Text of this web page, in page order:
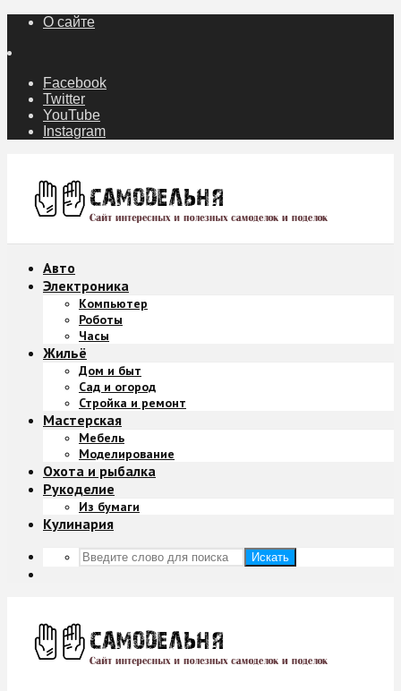
О сайте
Facebook
Twitter
YouTube
Instagram
Авто
Электроника
Компьютер
Роботы
Часы
Жильё
Дом и быт
Сад и огород
Стройка и ремонт
Мастерская
Мебель
Моделирование
Охота и рыбалка
Рукоделие
Из бумаги
Кулинария
Искать